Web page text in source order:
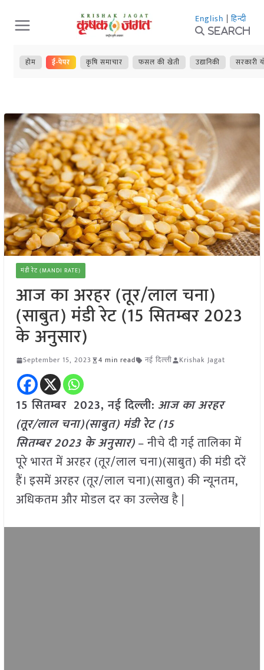
Skip
to
content
English | हिन्दी
Search
होम ई-पेपर कृषि समाचार फसल की खेती उद्यानिकी सरकारी
मंडी रेट (MANDI RATE)
आज का अरहर (तूर/लाल चना)
(साबुत) मंडी रेट (15 सितम्बर 2023
के अनुसार)
September 15, 2023 4 min read नई दिल्ली Krishak Jagat
15 सितम्बर 2023, नई दिल्ली: आज का अरहर
(तूर/लाल चना)(साबुत) मंडी रेट (15
सितम्बर2023के अनुसार)– नीचे दी गई तालिका में
पूरे भारत में अरहर (तूर/लाल चना)(साबुत) की मंडी दरें
हैं। इसमें अरहर (तूर/लाल चना)(साबुत) की न्यूनतम,
अधिकतम और मोडल दर का उल्लेख है |